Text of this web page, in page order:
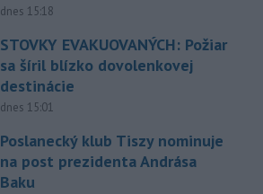
dnes 15:18
STOVKY EVAKUOVANÝCH: Požiar
sa šíril blízko dovolenkovej
destinácie
dnes 15:01
Poslanecký klub Tiszy nominuje
na post prezidenta Andrása
Baku